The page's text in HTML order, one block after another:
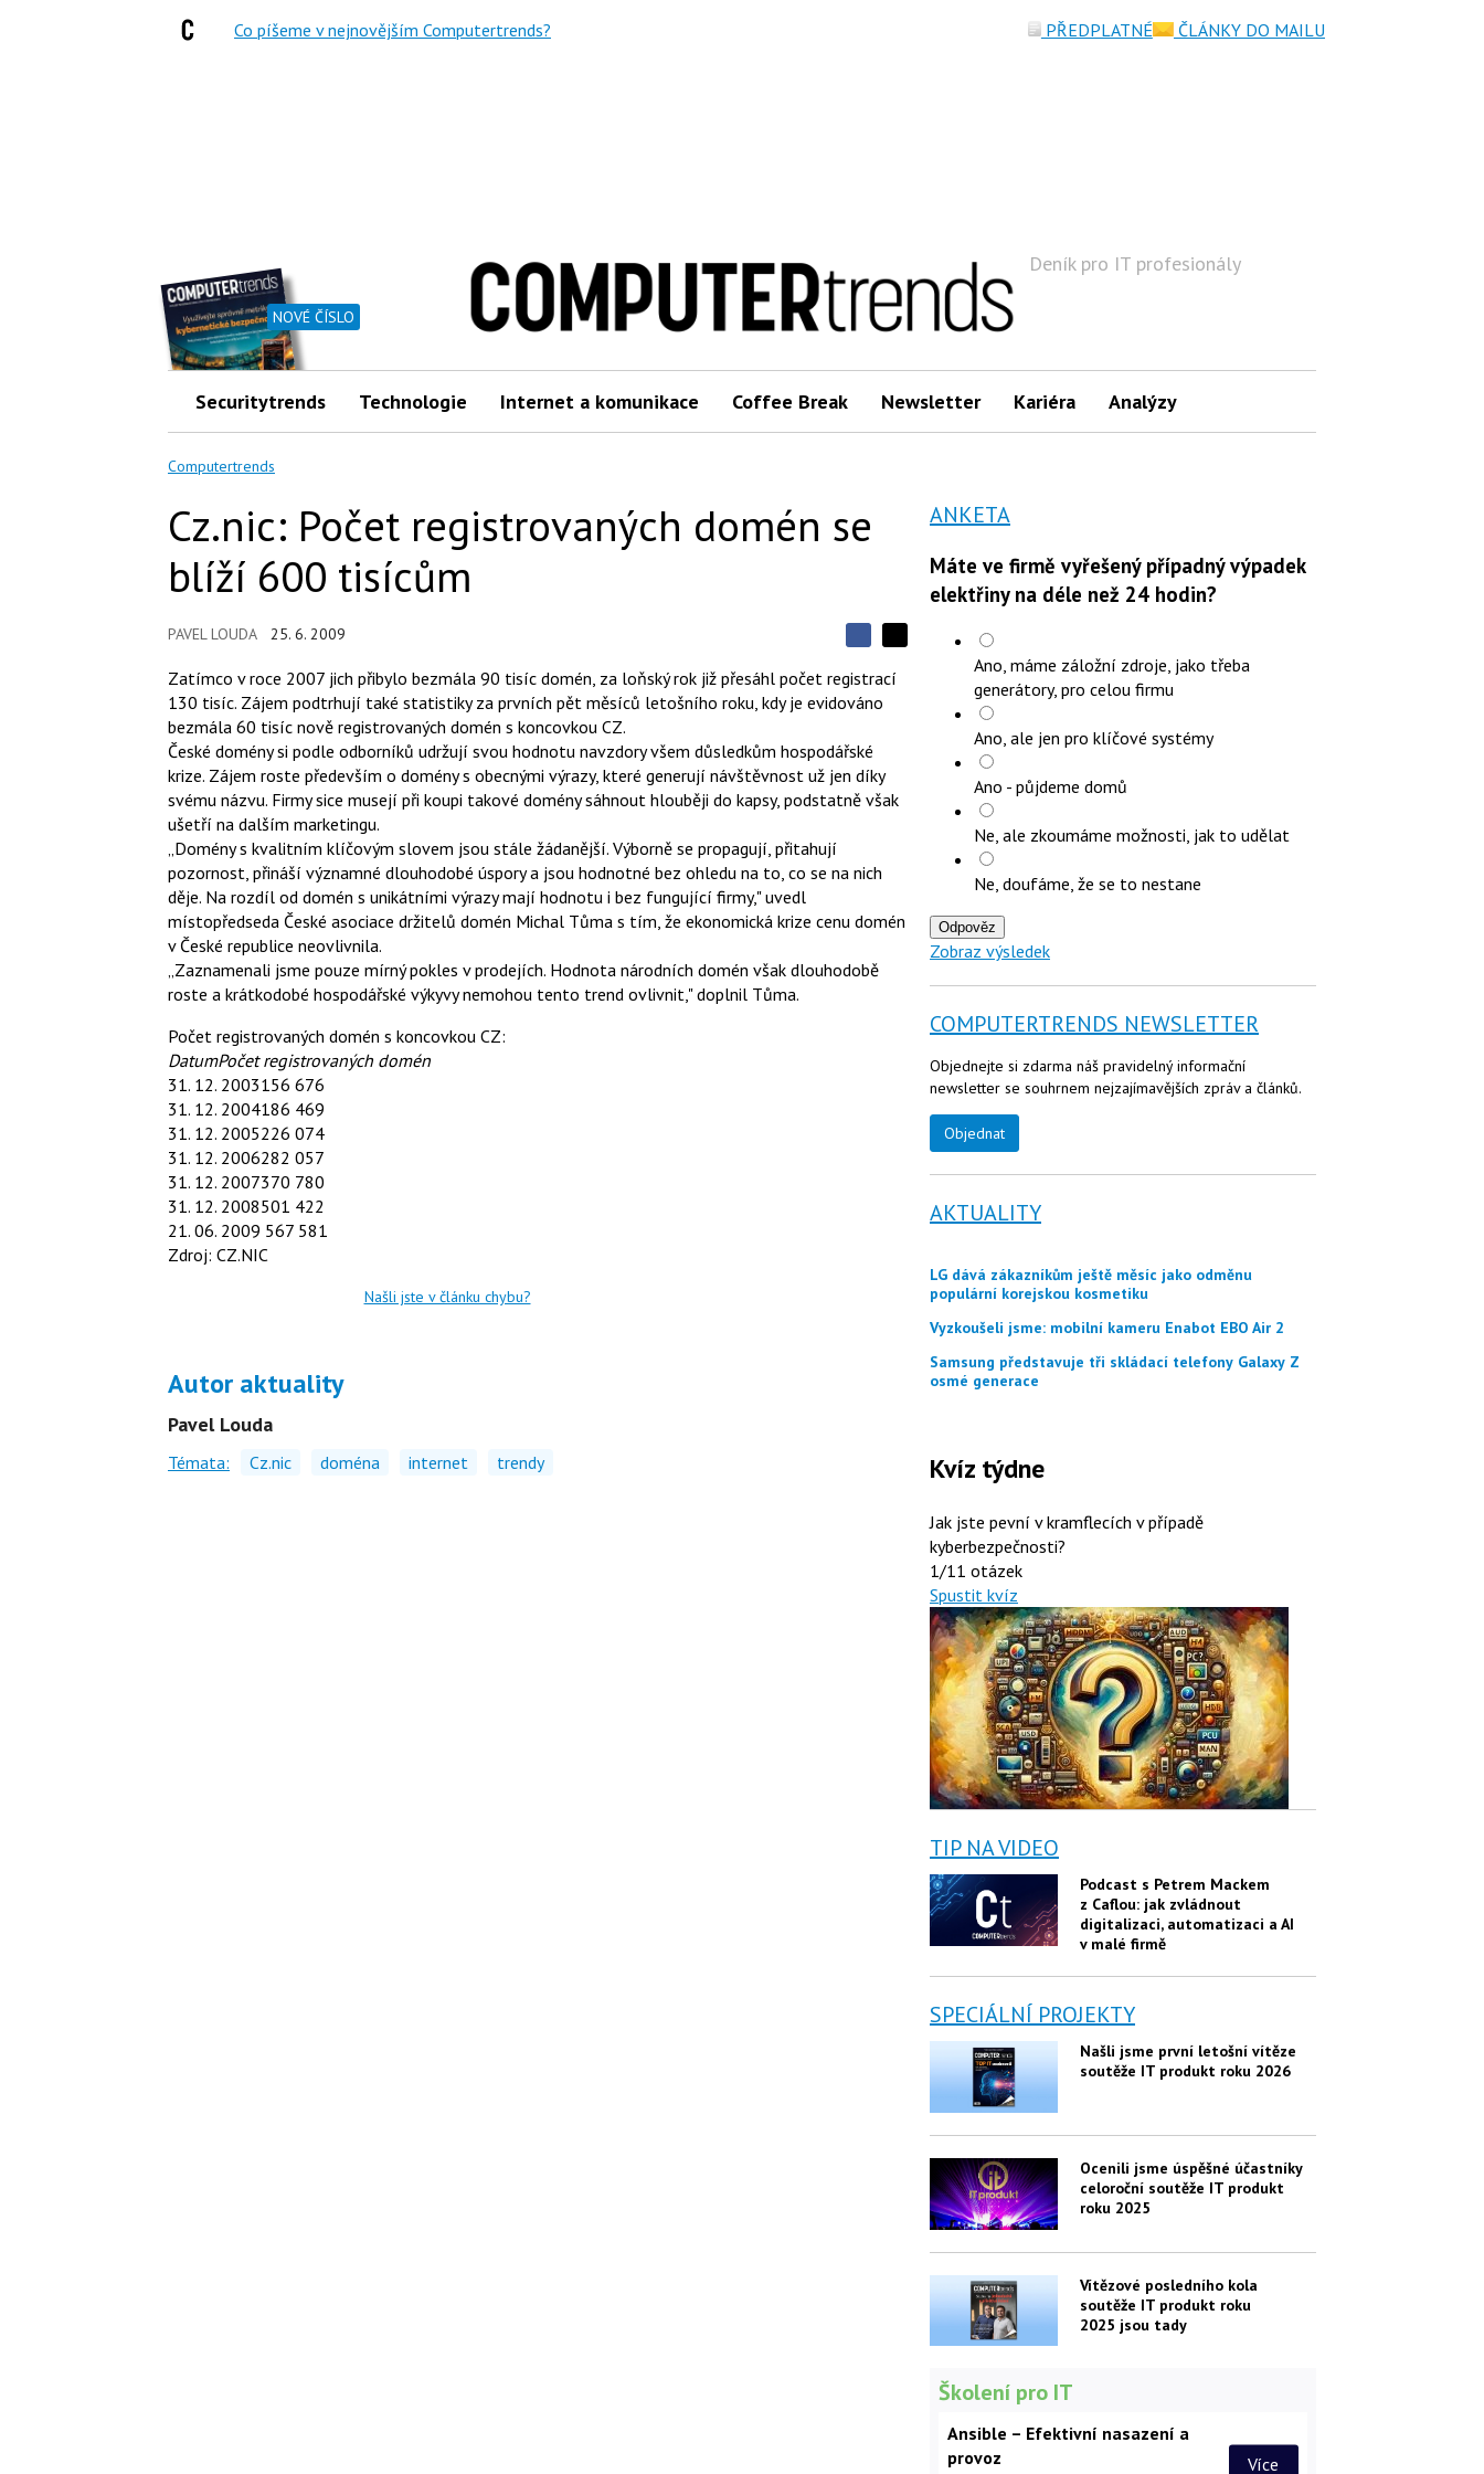
NOVÉ ČÍSLO
Deník pro IT profesionály
Securitytrends Technologie Internet a komunikace Coffee Break Newsletter Kariéra Analýzy
Computertrends
Cz.nic: Počet registrovaných domén se
blíží 600 tisícům
PAVEL LOUDA 25. 6. 2009
S
d
í
e
t
S
í
l
t
n
a
e
b
o
k
d
í
a
Zatímco v roce 2007 jich přibylo bezmála 90 tisíc domén, za loňský rok již přesáhl počet registrací
130 tisíc. Zájem podtrhují také statistiky za prvních pět měsíců letošního roku, kdy je evidováno
bezmála 60 tisíc nově registrovaných domén s koncovkou CZ.
České domény si podle odborníků udržují svou hodnotu navzdory všem důsledkům hospodářské
krize. Zájem roste především o domény s obecnými výrazy, které generují návštěvnost už jen díky
svému názvu. Firmy sice musejí při koupi takové domény sáhnout hlouběji do kapsy, podstatně však
ušetří na dalším marketingu.
„Domény s kvalitním klíčovým slovem jsou stále žádanější. Výborně se propagují, přitahují
pozornost, přináší významné dlouhodobé úspory a jsou hodnotné bez ohledu na to, co se na nich
děje. Na rozdíl od domén s unikátními výrazy mají hodnotu i bez fungující firmy," uvedl
místopředseda České asociace držitelů domén Michal Tůma s tím, že ekonomická krize cenu domén
v České republice neovlivnila.
„Zaznamenali jsme pouze mírný pokles v prodejích. Hodnota národních domén však dlouhodobě
roste a krátkodobé hospodářské výkyvy nemohou tento trend ovlivnit," doplnil Tůma.
Počet registrovaných domén s koncovkou CZ:
DatumPočet registrovaných domén
31. 12. 2003156 676
31. 12. 2004186 469
31. 12. 2005226 074
31. 12. 2006282 057
31. 12. 2007370 780
31. 12. 2008501 422
21. 06. 2009 567 581
Zdroj: CZ.NIC
Našli jste v článku chybu?
Autor aktuality
Pavel Louda
Témata: Cz.nic doména internet trendy
ANKETA
Máte ve firmě vyřešený případný výpadek
elektřiny na déle než 24 hodin?
Ano, máme záložní zdroje, jako třeba
generátory, pro celou firmu
Ano, ale jen pro klíčové systémy
Ano - půjdeme domů
Ne, ale zkoumáme možnosti, jak to udělat
Ne, doufáme, že se to nestane
Odpověz
Zobraz výsledek
COMPUTERTRENDS NEWSLETTER
Objednejte si zdarma náš pravidelný informační
newsletter se souhrnem nejzajímavějších zpráv a článků.
Objednat
AKTUALITY
LG dává zákazníkům ještě měsíc jako odměnu
populární korejskou kosmetiku
Vyzkoušeli jsme: mobilní kameru Enabot EBO Air 2
Samsung představuje tři skládací telefony Galaxy Z
osmé generace
Kvíz týdne
Jak jste pevní v kramflecích v případě
kyberbezpečnosti?
1/11 otázek
Spustit kvíz
TIP NA VIDEO
Podcast s Petrem Mackem
z Caflou: jak zvládnout
digitalizaci, automatizaci a AI
v malé firmě
SPECIÁLNÍ PROJEKTY
Našli jsme první letošní vítěze
soutěže IT produkt roku 2026
Ocenili jsme úspěšné účastníky
celoroční soutěže IT produkt
roku 2025
Vítězové posledního kola
soutěže IT produkt roku
2025 jsou tady
Školení pro IT
Ansible – Efektivní nasazení a
provoz
Více
Co píšeme v nejnovějším Computertrends? PŘEDPLATNÉ ČLÁNKY DO MAILU